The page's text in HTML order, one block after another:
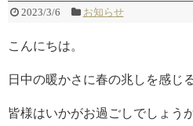
2023/3/6 お知らせ
こんにちは。
日中の暖かさに春の兆しを感じ
皆様はいかがお過ごしでしょうか